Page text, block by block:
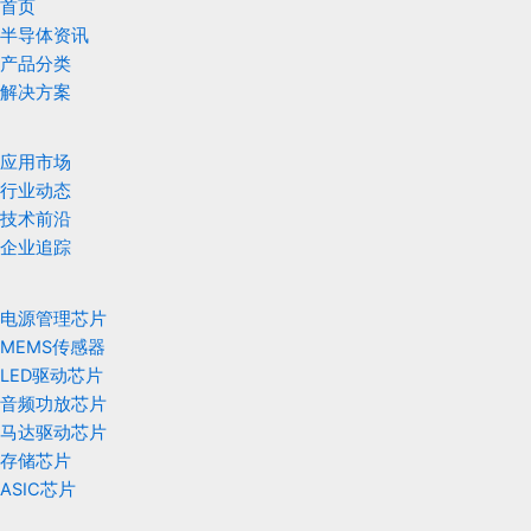
首页
半导体资讯
产品分类
解决方案
应用市场
行业动态
技术前沿
企业追踪
电源管理芯片
MEMS传感器
LED驱动芯片
音频功放芯片
马达驱动芯片
存储芯片
ASIC芯片